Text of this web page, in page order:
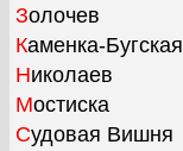
Золочев
Каменка-Бугская
Николаев
Мостиска
Судовая Вишня